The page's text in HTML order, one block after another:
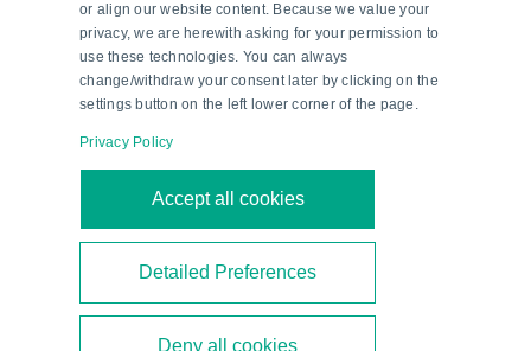
verfeinert. „Bei der Baureihe ENI58IL gehen wir
einen neuen Weg: Hier wird das präzise
Einsetzen der Scheibe während des
Fertigungsprozesses mikroskopisch überprüft.
Dieser Arbeitsschritt führt zu einer verbesserten
absoluten Genauigkeit von Anwendungen, in
denen schon kleinste Abweichungen spürbare
Leistungsverluste nach sich ziehen — etwa bei
der idealen Ausrichtung eines Rotorblatts an
einem Windrad“, umreißt Padelt die Vorteile.
or align our website content. Because we value your
privacy, we are herewith asking for your permission to
use these technologies. You can always
change/withdraw your consent later by clicking on the
settings button on the left lower corner of the page.
Privacy Policy
Accept all cookies
Detailed Preferences
Deny all cookies